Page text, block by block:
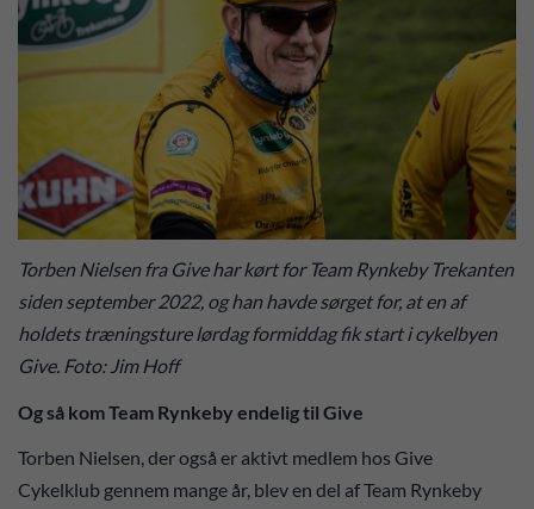
Torben Nielsen fra Give har kørt for Team Rynkeby Trekanten
siden september 2022, og han havde sørget for, at en af
holdets træningsture lørdag formiddag fik start i cykelbyen
Give. Foto: Jim Hoff
Og så kom Team Rynkeby endelig til Give
Torben Nielsen, der også er aktivt medlem hos Give
Cykelklub gennem mange år, blev en del af Team Rynkeby